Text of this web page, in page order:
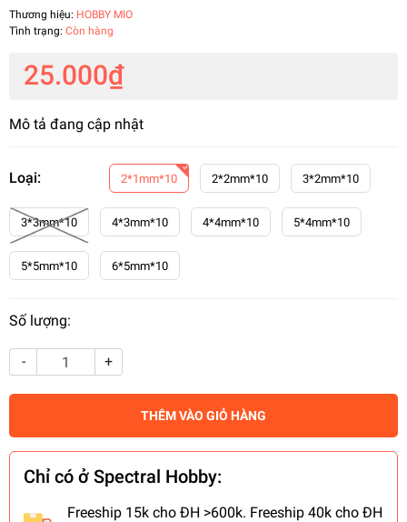
Thương hiệu: HOBBY MIO
Tình trạng: Còn hàng
25.000₫
Mô tả đang cập nhật
Loại: 2*1mm*10 2*2mm*10 3*2mm*10
3*3mm*10 4*3mm*10 4*4mm*10 5*4mm*10
5*5mm*10 6*5mm*10
Số lượng:
- +
THÊM VÀO GIỎ HÀNG
Chỉ có ở Spectral Hobby:
Freeship 15k cho ĐH >600k. Freeship 40k cho ĐH